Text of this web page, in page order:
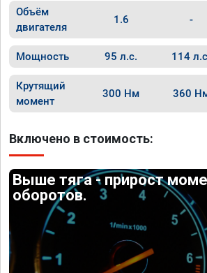
Объём
двигателя
1.6 -
Мощность 95 л.с. 114
Крутящий
момент
300 Нм 360
Включено в стоимость:
Выше тяга - прирост
оборотов.